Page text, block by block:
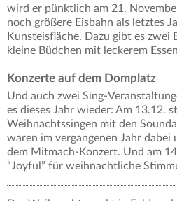
wird er pünktlich am 21.
noch größere Eisbahn als letztes
Kunsteisfläche. Dazu gibt es zwei
kleine Büdchen mit leckerem
Konzerte auf dem Domplatz
Und auch zwei Sing-
es dieses Jahr wieder: Am 13.12.
Weihnachtssingen mit den
waren im vergangenen Jahr dabei
dem Mitmach-Konzert. Und am
“Joyful” für weihnachtliche